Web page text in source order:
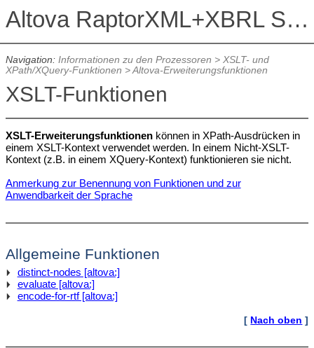
Altova RaptorXML+XBRL Server 2026
Navigation: Informationen zu den Prozessoren > XSLT- und
XPath/XQuery-Funktionen >Altova-Erweiterungsfunktionen
XSLT-Funktionen
XSLT-Erweiterungsfunktionen können in XPath-Ausdrücken in
einem XSLT-Kontext verwendet werden. In einem Nicht-XSLT-
Kontext (z.B. in einem XQuery-Kontext) funktionieren sie nicht.
Anmerkung zur Benennung von Funktionen und zur
Anwendbarkeit der Sprache
Allgemeine Funktionen
distinct-nodes [altova:]
evaluate [altova:]
encode-for-rtf [altova:]
[ Nach oben ]